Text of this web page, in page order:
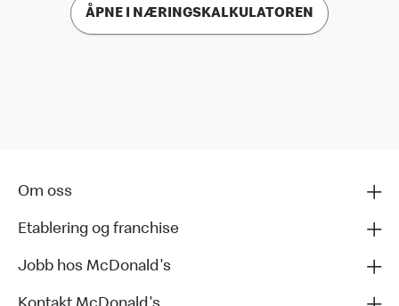
ÅPNE I NÆRINGSKALKULATOREN
Om oss
Etablering og franchise
Jobb hos McDonald's